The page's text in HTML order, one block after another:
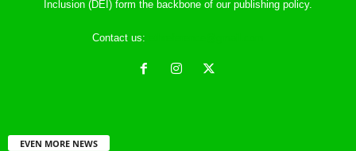
Inclusion (DEI) form the backbone of our publishing policy.
Contact us:
EVEN MORE NEWS